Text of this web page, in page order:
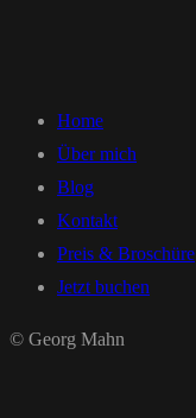
Home
Über mich
Blog
Kontakt
Preis & Broschüre
Jetzt buchen
© Georg Mahn